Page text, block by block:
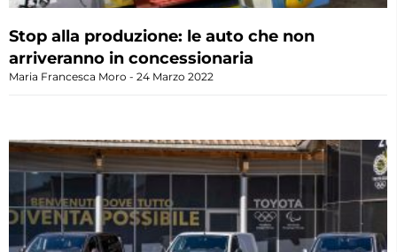
Stop alla produzione: le auto che non
arriveranno in concessionaria
Maria Francesca Moro 24 Marzo 2022